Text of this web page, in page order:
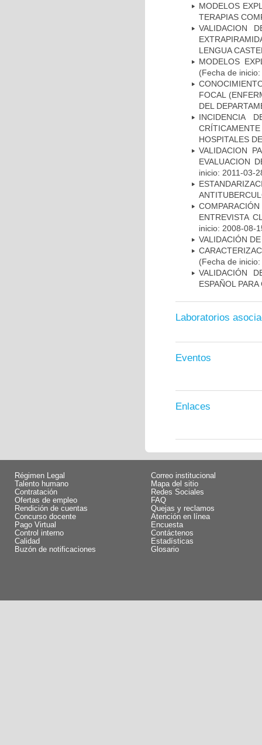
MODELOS
TERAPIAS
VALIDACION
LENGUA
MODELOS
(Fecha de
FOCAL
DEL
INCIDENCIA
HOSPITALES
VALIDACION
EVALUACION
inicio: 2011-03-
ENTREVISTA
inicio: 2008-08-
VALIDACIÓN
(Fecha de
VALIDACIÓN
ESPAÑOL
Laboratorios
Eventos
Enlaces
Régimen Legal
Talento humano
Contratación
Ofertas de empleo
Rendición de cuentas
Concurso docente
Pago Virtual
Control interno
Calidad
Buzón de notificaciones
Correo institucional
Mapa del sitio
Redes Sociales
FAQ
Quejas y reclamos
Atención en línea
Encuesta
Contáctenos
Estadísticas
Glosario